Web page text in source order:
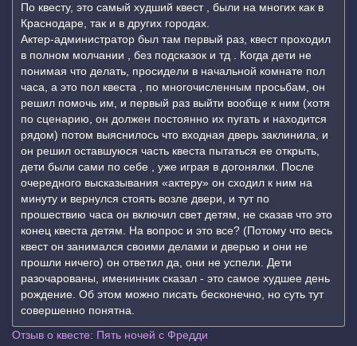
По квесту, это самый худший квест , были на многих как в
Краснодаре, так и в других городах.
Актер-администратор был там первый раз, квест проходил
в полном молчании , без подсказок и тд . Когда дети не
понимая что делать, просидели в начальной комнате пол
часа, а это пол квеста , по многочисленным просьбам, он
решил помочь им, и первый раз выйти вообще к ним (хотя
по сценарию, он должен постоянно их пугать и находится
рядом) потом выяснилось что входная дверь заклинила, и
он решил оставшуюся часть квеста пытаться ее открыть,
дети были сами по себе , уже играя в догонялки. После
очередного высказывания «актеру» он сходил к ним на
минуту и вернулся стоять возле двери, и тут по
прошествию часа он включил свет детям, не сказав что это
конец квеста детям. На вопрос и это все? (Потому что весь
квест он занимался своими делами и дверью и они не
прошли ничего) он ответил да, они не успели. Дети
разочарованы, именинник сказал - это самое худшее день
рождение. Об этом можно писать бесконечно, но суть тут
совершенно понятна.
Отзыв о квесте: Пять ночей с Фредди